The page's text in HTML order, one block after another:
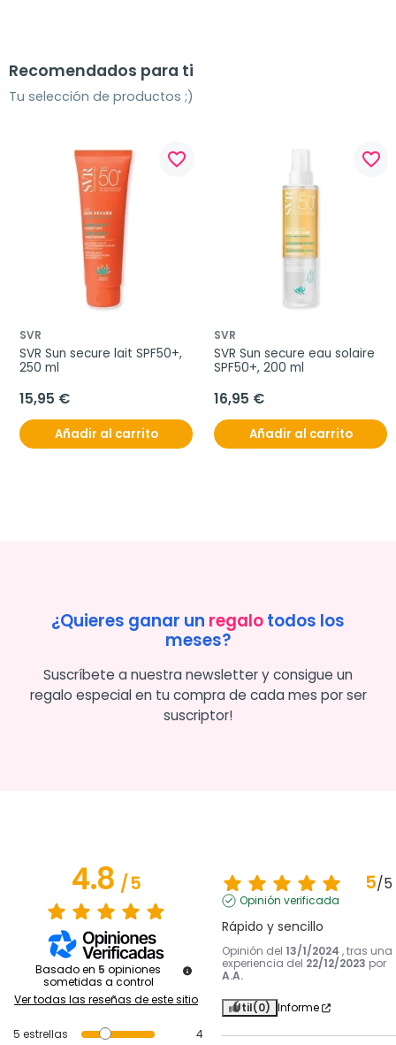
Recomendados para ti
Tu selección de productos ;)
favorite_border
SVR
SVR Sun secure lait SPF50+,
250 ml
15,95 €
Añadir al carrito
favorite_border
SVR
SVR Sun secure eau solaire
SPF50+, 200 ml
16,95 €
Añadir al carrito
¿Quieres ganar un regalotodos los
meses?
Suscríbete a nuestra newsletter y consigue un
regalo especial en tu compra de cada mes por ser
suscriptor!
4.8/5
Basado en 5 opiniones
sometidas a control
Ver todas las reseñas de este sitio
5 estrellas
4
5/5
Opinión verificada
Rápido y sencillo
Opinión del 13/1/2024 , tras una
experiencia del 22/12/2023 por
A.A.
Útil(0) Informe